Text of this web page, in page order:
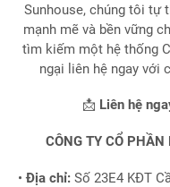
Sunhouse, chúng tôi tự
mạnh mẽ và bền vững
tìm kiếm một hệ thống
ngại liên hệ ngay với
📩 Liên hệ
CÔNG TY CỔ PHẦN
•Địa chỉ:Số 23E4 KĐT